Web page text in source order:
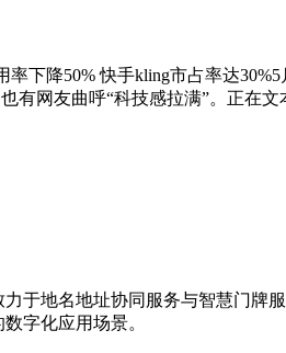
下降50% 快手kling市占率达
网友曲呼“科技感拉满”。正在文
于地名地址协同服务与智慧门牌
字化应用场景。